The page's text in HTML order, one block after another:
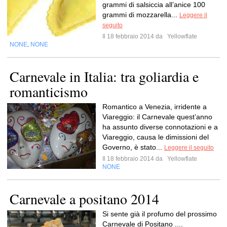
grammi di salsiccia all’anice 100
grammi di mozzarella...
Leggere il
seguito
Il 18 febbraio 2014 da
Yellowflate
NONE NONE
Carnevale in Italia: tra goliardia e
romanticismo
Romantico a Venezia, irridente a
Viareggio: il Carnevale quest’anno
ha assunto diverse connotazioni e a
Viareggio, causa le dimissioni del
Governo, è stato...
Leggere il seguito
Il 18 febbraio 2014 da
Yellowflate
NONE
Carnevale a positano 2014
Si sente già il profumo del prossimo
Carnevale di Positano ....